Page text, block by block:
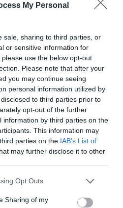
My Personal
sale, sharing to third parties, or
or sensitive information for
use the below opt-out
Please note that after your
you may continue seeing
personal information utilized by
to third parties prior to
opt-out of the further
information by third parties on the
This information may
parties on the IAB’s List of
may further disclose it to other
app uses one or more Google
behaviour. You may click to
Opt Outs
Sharing of my